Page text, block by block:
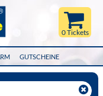
GUTSCHEINE
0 Tickets